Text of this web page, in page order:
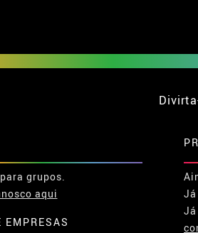
grupos.
aqui
Já